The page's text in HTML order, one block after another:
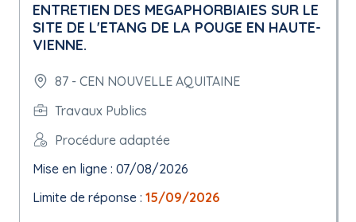
ENTRETIEN DES MEGAPHORBIAIES SUR LE
SITE DE L'ETANG DE LA POUGE EN HAUTE-
VIENNE.
87 - CEN NOUVELLE AQUITAINE
Travaux Publics
Procédure adaptée
Mise en ligne : 07/08/2026
Limite de réponse : 15/09/2026